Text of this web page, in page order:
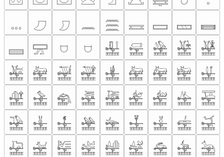
𓈓
𓈔 𓈕 𓈖 𓈗 𓈘 𓈙 𓈚
𓈛
𓈜
𓈝 𓈞 𓈟 𓈠 𓈡 𓈢 𓈣
𓈤
𓈥
𓈦 𓈧 𓈨 𓈩 𓈪 𓈫 𓈬
𓈭
𓈮
𓈯 𓈰 𓈱 𓈲 𓈳 𓈴 𓈵
𓈶
𓈷
𓈸 𓈹 𓈺 𓈻 𓈼 𓈽 𓈾
𓈿
𓉀
𓉁 𓉂 𓉃 𓉄 𓉅 𓉆 𓉇
𓉈